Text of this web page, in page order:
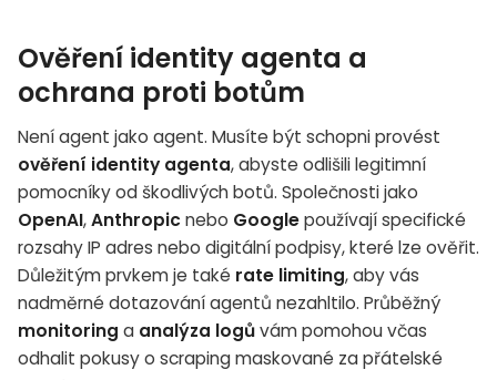
Ověření identity agenta a
ochrana proti botům
Není agent jako agent. Musíte být schopni provést
ověření identity agenta, abyste odlišili legitimní
pomocníky od škodlivých botů. Společnosti jako
OpenAI,Anthropic nebo Googlepoužívají specifické
rozsahy IP adres nebo digitální podpisy, které lze ověřit.
Důležitým prvkem je také rate limiting, aby vás
nadměrné dotazování agentů nezahltilo. Průběžný
monitoring a analýza logůvám pomohou včas
odhalit pokusy o scraping maskované za přátelské